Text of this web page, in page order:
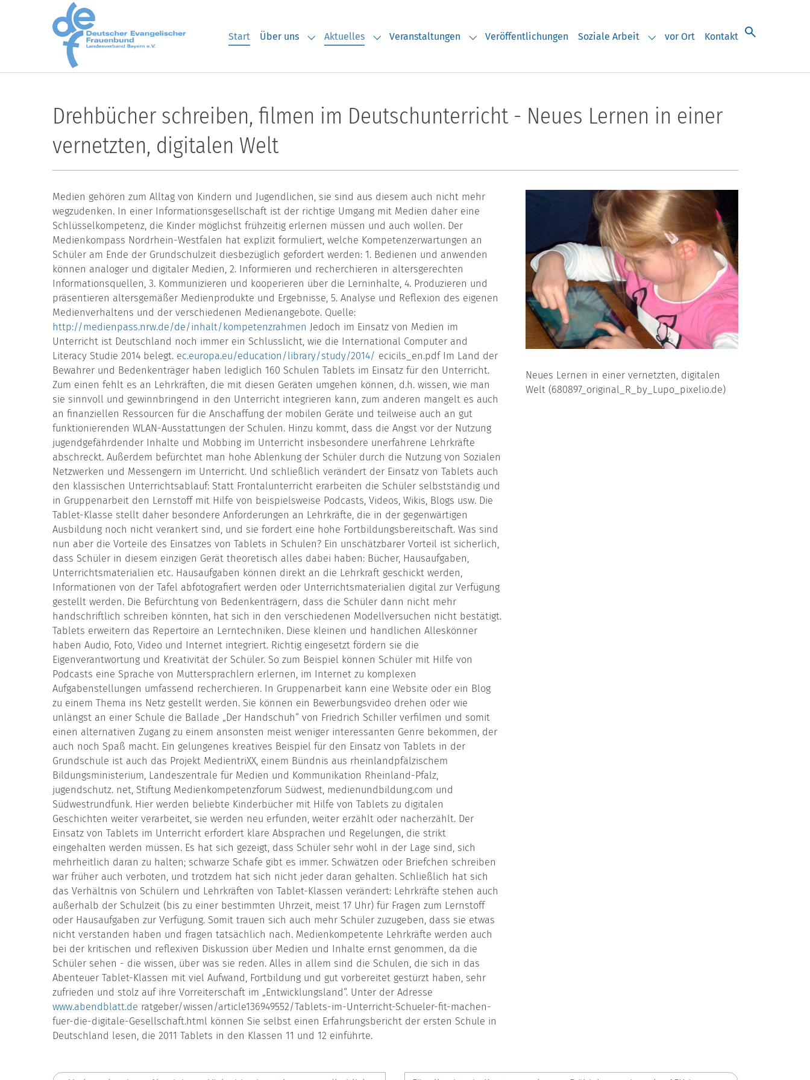
Skip to main content
Start Über uns
Submenu for "Über uns"
Aktuelles
Submenu for "Aktuelles"
Veranstaltungen
Submenu for "Veranstaltungen"
Veröffentlichungen Soziale Arbeit
Submenu for "Soziale Arbeit"
vor Ort Kontakt
Drehbücher schreiben, filmen im Deutschunterricht - Neues Lernen in einer
vernetzten, digitalen Welt
Medien gehören zum Alltag von Kindern und Jugendlichen, sie sind aus diesem auch nicht mehr
wegzudenken. In einer Informationsgesellschaft ist der richtige Umgang mit Medien daher eine
Schlüsselkompetenz, die Kinder möglichst frühzeitig erlernen müssen und auch wollen. Der
Medienkompass Nordrhein-Westfalen hat explizit formuliert, welche Kompetenzerwartungen an
Schüler am Ende der Grundschulzeit diesbezüglich gefordert werden: 1. Bedienen und anwenden
können analoger und digitaler Medien, 2. Informieren und recherchieren in altersgerechten
Informationsquellen, 3. Kommunizieren und kooperieren über die Lerninhalte, 4. Produzieren und
präsentieren altersgemäßer Medienprodukte und Ergebnisse, 5. Analyse und Reflexion des eigenen
Medienverhaltens und der verschiedenen Medienangebote. Quelle:
http://medienpass.nrw.de/de/inhalt/kompetenzrahmen Jedoch im Einsatz von Medien im
Unterricht ist Deutschland noch immer ein Schlusslicht, wie die International Computer and
Literacy Studie 2014 belegt. ec.europa.eu/education/library/study/2014/ ecicils_en.pdf Im Land der
Bewahrer und Bedenkenträger haben lediglich 160 Schulen Tablets im Einsatz für den Unterricht.
Zum einen fehlt es an Lehrkräften, die mit diesen Geräten umgehen können, d.h. wissen, wie man
sie sinnvoll und gewinnbringend in den Unterricht integrieren kann, zum anderen mangelt es auch
an finanziellen Ressourcen für die Anschaffung der mobilen Geräte und teilweise auch an gut
funktionierenden WLAN-Ausstattungen der Schulen. Hinzu kommt, dass die Angst vor der Nutzung
jugendgefährdender Inhalte und Mobbing im Unterricht insbesondere unerfahrene Lehrkräfte
abschreckt. Außerdem befürchtet man hohe Ablenkung der Schüler durch die Nutzung von Sozialen
Netzwerken und Messengern im Unterricht. Und schließlich verändert der Einsatz von Tablets auch
den klassischen Unterrichtsablauf: Statt Frontalunterricht erarbeiten die Schüler selbstständig und
in Gruppenarbeit den Lernstoff mit Hilfe von beispielsweise Podcasts, Videos, Wikis, Blogs usw. Die
Tablet-Klasse stellt daher besondere Anforderungen an Lehrkräfte, die in der gegenwärtigen
Ausbildung noch nicht verankert sind, und sie fordert eine hohe Fortbildungsbereitschaft. Was sind
nun aber die Vorteile des Einsatzes von Tablets in Schulen? Ein unschätzbarer Vorteil ist sicherlich,
dass Schüler in diesem einzigen Gerät theoretisch alles dabei haben: Bücher, Hausaufgaben,
Unterrichtsmaterialien etc. Hausaufgaben können direkt an die Lehrkraft geschickt werden,
Informationen von der Tafel abfotografiert werden oder Unterrichtsmaterialien digital zur Verfügung
gestellt werden. Die Befürchtung von Bedenkenträgern, dass die Schüler dann nicht mehr
handschriftlich schreiben könnten, hat sich in den verschiedenen Modellversuchen nicht bestätigt.
Tablets erweitern das Repertoire an Lerntechniken. Diese kleinen und handlichen Alleskönner
haben Audio, Foto, Video und Internet integriert. Richtig eingesetzt fördern sie die
Eigenverantwortung und Kreativität der Schüler. So zum Beispiel können Schüler mit Hilfe von
Podcasts eine Sprache von Muttersprachlern erlernen, im Internet zu komplexen
Aufgabenstellungen umfassend recherchieren. In Gruppenarbeit kann eine Website oder ein Blog
zu einem Thema ins Netz gestellt werden. Sie können ein Bewerbungsvideo drehen oder wie
unlängst an einer Schule die Ballade „Der Handschuh“ von Friedrich Schiller verfilmen und somit
einen alternativen Zugang zu einem ansonsten meist weniger interessanten Genre bekommen, der
auch noch Spaß macht. Ein gelungenes kreatives Beispiel für den Einsatz von Tablets in der
Grundschule ist auch das Projekt MedientriXX, einem Bündnis aus rheinlandpfälzischem
Bildungsministerium, Landeszentrale für Medien und Kommunikation Rheinland-Pfalz,
jugendschutz. net, Stiftung Medienkompetenzforum Südwest, medienundbildung.com und
Südwestrundfunk. Hier werden beliebte Kinderbücher mit Hilfe von Tablets zu digitalen
Geschichten weiter verarbeitet, sie werden neu erfunden, weiter erzählt oder nacherzählt. Der
Einsatz von Tablets im Unterricht erfordert klare Absprachen und Regelungen, die strikt
eingehalten werden müssen. Es hat sich gezeigt, dass Schüler sehr wohl in der Lage sind, sich
mehrheitlich daran zu halten; schwarze Schafe gibt es immer. Schwätzen oder Briefchen schreiben
war früher auch verboten, und trotzdem hat sich nicht jeder daran gehalten. Schließlich hat sich
das Verhältnis von Schülern und Lehrkräften von Tablet-Klassen verändert: Lehrkräfte stehen auch
außerhalb der Schulzeit (bis zu einer bestimmten Uhrzeit, meist 17 Uhr) für Fragen zum Lernstoff
oder Hausaufgaben zur Verfügung. Somit trauen sich auch mehr Schüler zuzugeben, dass sie etwas
nicht verstanden haben und fragen tatsächlich nach. Medienkompetente Lehrkräfte werden auch
bei der kritischen und reflexiven Diskussion über Medien und Inhalte ernst genommen, da die
Schüler sehen - die wissen, über was sie reden. Alles in allem sind die Schulen, die sich in das
Abenteuer Tablet-Klassen mit viel Aufwand, Fortbildung und gut vorbereitet gestürzt haben, sehr
zufrieden und stolz auf ihre Vorreiterschaft im „Entwicklungsland“. Unter der Adresse
www.abendblatt.de ratgeber/wissen/article136949552/Tablets-im-Unterricht-Schueler-fit-machen-
fuer-die-digitale-Gesellschaft.html können Sie selbst einen Erfahrungsbericht der ersten Schule in
Deutschland lesen, die 2011 Tablets in den Klassen 11 und 12 einführte.
Neues Lernen in einer vernetzten, digitalen
Welt (680897_original_R_by_Lupo_pixelio.de)